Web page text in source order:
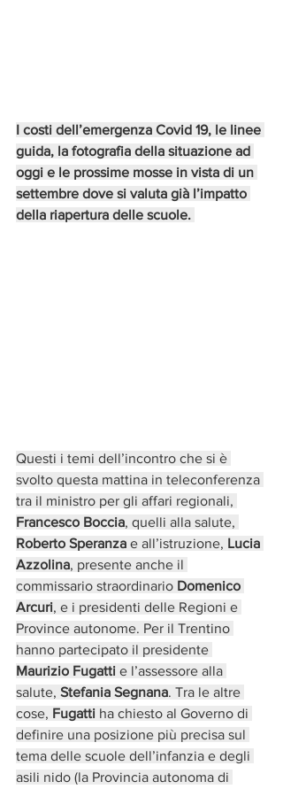
I costi dell’emergenza Covid 19, le linee
guida, la fotografia della situazione ad
oggi e le prossime mosse in vista di un
settembre dove si valuta già l’impatto
della riapertura delle scuole.
Questi i temi dell’incontro che si è
svolto questa mattina in teleconferenza
tra il ministro per gli affari regionali,
Francesco Boccia, quelli alla salute,
Roberto Speranza e all’istruzione, Lucia
Azzolina, presente anche il
commissario straordinario Domenico
Arcuri, e i presidenti delle Regioni e
Province autonome. Per il Trentino
hanno partecipato il presidente
Maurizio Fugatti e l’assessore alla
salute, Stefania Segnana. Tra le altre
cose, Fugatti ha chiesto al Governo di
definire una posizione più precisa sul
tema delle scuole dell’infanzia e degli
asili nido (la Provincia autonoma di